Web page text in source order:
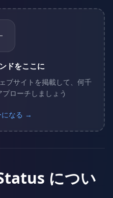
ドをここに
ブサイトを掲載して、何千
ローチしましょう
になる →
につい